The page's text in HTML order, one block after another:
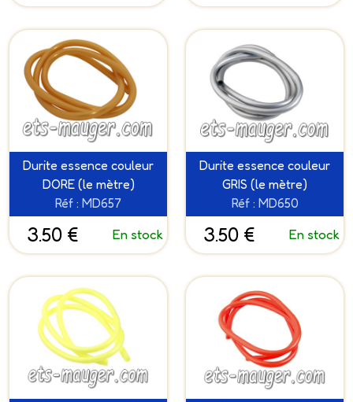
Durite essence couleur
DORE (le mètre)
Réf : MD657
3.50 € En stock
Durite essence couleur
GRIS (le mètre)
Réf : MD650
3.50 € En stock